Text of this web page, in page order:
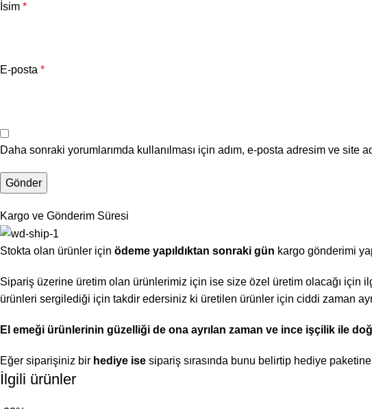
İsim *
E-posta *
Daha sonraki yorumlarımda kullanılması için adım, e-posta adresim ve site
Kargo ve Gönderim Süresi
Stokta olan ürünler için ödeme yapıldıktan sonraki gün kargo gönderimi
Sipariş üzerine üretim olan ürünlerimiz için ise size özel üretim olacağı için
ürünleri sergilediği için takdir edersiniz ki üretilen ürünler için ciddi zaman
El emeği ürünlerinin güzelliği de ona ayrılan zaman ve ince işçilik ile
Eğer siparişiniz bir hediye ise sipariş sırasında bunu belirtip hediye
İlgili ürünler